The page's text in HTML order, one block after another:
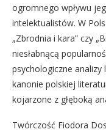
ogromnego wpływu
intelektualistów. W
„Zbrodnia i kara” czy
niesłabnącą
psychologiczne analizy
kanonie polskiej
kojarzone z głęboką
Twórczość Fiodora